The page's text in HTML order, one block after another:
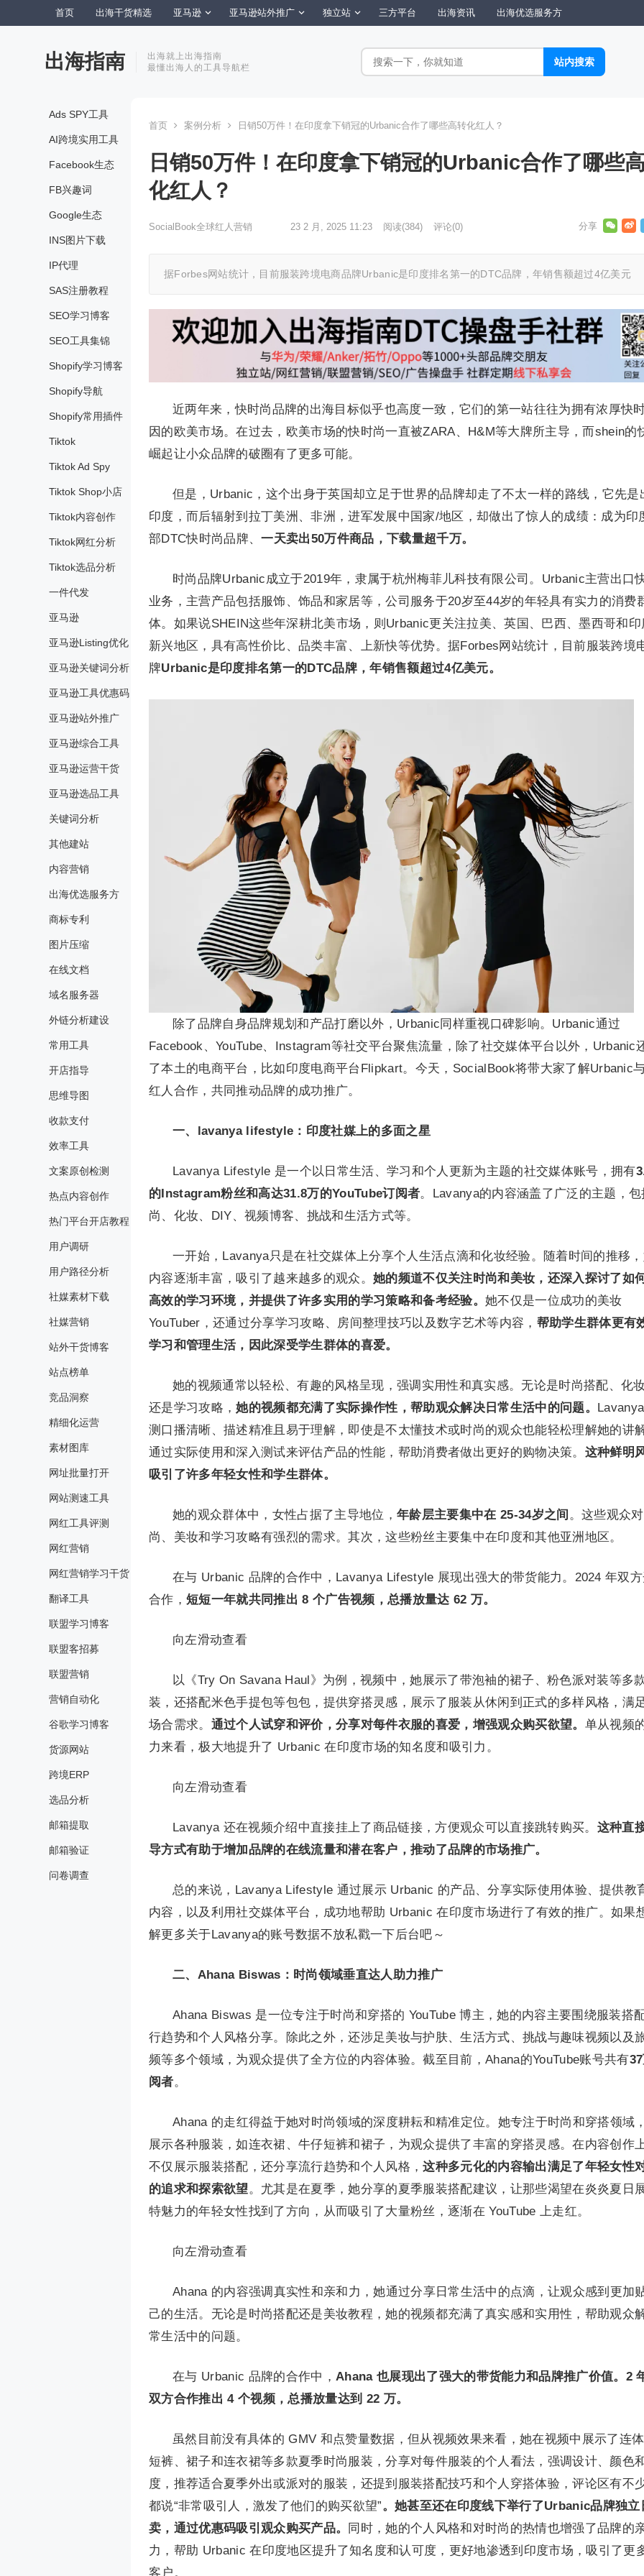
首页 出海干货精选 亚马逊 亚马逊站外推广 独立站 三方平台 出海资讯 出海优选服务方
出海指南
出海就上出海指南
最懂出海人的工具导航栏
Ads SPY工具
AI跨境实用工具
Facebook生态
FB兴趣词
Google生态
INS图片下载
IP代理
SAS注册教程
SEO学习博客
SEO工具集锦
Shopify学习博客
Shopify导航
Shopify常用插件
Tiktok
Tiktok Ad Spy
Tiktok Shop小店
Tiktok内容创作
Tiktok网红分析
Tiktok选品分析
一件代发
亚马逊
亚马逊Listing优化
亚马逊关键词分析
亚马逊工具优惠码
亚马逊站外推广
亚马逊综合工具
亚马逊运营干货
亚马逊选品工具
关键词分析
其他建站
内容营销
出海优选服务方
商标专利
图片压缩
在线文档
域名服务器
外链分析建设
常用工具
开店指导
思维导图
收款支付
效率工具
文案原创检测
热点内容创作
热门平台开店教程
用户调研
用户路径分析
社媒素材下载
社媒营销
站外干货博客
站点榜单
竞品洞察
精细化运营
素材图库
网址批量打开
网站测速工具
网红工具评测
网红营销
网红营销学习干货
翻译工具
联盟学习博客
联盟客招募
联盟营销
营销自动化
谷歌学习博客
货源网站
跨境ERP
选品分析
邮箱提取
邮箱验证
问卷调查
首页 案例分析 日销50万件！在印度拿下销冠的Urbanic合作了哪些高转化红人？
日销50万件！在印度拿下销冠的Urbanic合作了哪些
化红人？
SocialBook全球红人营销 23 2 月, 2025 11:23 阅读(384) 评论(0)
据Forbes网站统计，目前服装跨境电商品牌Urbanic是印度排名第一的DTC品牌，年销售额超过4亿美元
近两年来，快时尚品牌的出海目标似乎也高度一致，它们的第一站往往为拥有浓厚快
因的欧美市场。在过去，欧美市场的快时尚一直被ZARA、H&M等大牌所主导，而shein的
崛起让小众品牌的破圈有了更多可能。
但是，Urbanic，这个出身于英国却立足于世界的品牌却走了不太一样的路线，它先是
印度，而后辐射到拉丁美洲、非洲，进军发展中国家/地区，却做出了惊人的成绩：成为印
部DTC快时尚品牌、一天卖出50万件商品，下载量超千万。
时尚品牌Urbanic成立于2019年，隶属于杭州梅菲儿科技有限公司。Urbanic主营出口
业务，主营产品包括服饰、饰品和家居等，公司服务于20岁至44岁的年轻具有实力的消费
体。如果说SHEIN这些年深耕北美市场，则Urbanic更关注拉美、英国、巴西、墨西哥和印
新兴地区，具有高性价比、品类丰富、上新快等优势。据Forbes网站统计，目前服装跨境
牌Urbanic是印度排名第一的DTC品牌，年销售额超过4亿美元。
除了品牌自身品牌规划和产品打磨以外，Urbanic同样重视口碑影响。Urbanic通过
Facebook、YouTube、Instagram等社交平台聚焦流量，除了社交媒体平台以外，Urbanic
了本土的电商平台，比如印度电商平台Flipkart。今天，SocialBook将带大家了解Urbanic
红人合作，共同推动品牌的成功推广。
一、lavanya lifestyle：印度社媒上的多面之星
Lavanya Lifestyle 是一个以日常生活、学习和个人更新为主题的社交媒体账号，拥有
的Instagram粉丝和高达31.8万的YouTube订阅者。Lavanya的内容涵盖了广泛的主题，包
尚、化妆、DIY、视频博客、挑战和生活方式等。
一开始，Lavanya只是在社交媒体上分享个人生活点滴和化妆经验。随着时间的推移
内容逐渐丰富，吸引了越来越多的观众。 她的频道不仅关注时尚和美妆，还深入探讨了如
高效的学习环境，并提供了许多实用的学习策略和备考经验。 她不仅是一位成功的美妆
YouTuber，还通过分享学习攻略、房间整理技巧以及数字艺术等内容， 帮助学生群体更有
学习和管理生活，因此深受学生群体的喜爱。
她的视频通常以轻松、有趣的风格呈现，强调实用性和真实感。无论是时尚搭配、化
还是学习攻略，她的视频都充满了实际操作性，帮助观众解决日常生活中的问题。
测口播清晰、描述精准且易于理解，即使是不太懂技术或时尚的观众也能轻松理解她的讲
通过实际使用和深入测试来评估产品的性能，帮助消费者做出更好的购物决策。 这种鲜明
吸引了许多年轻女性和学生群体。
她的观众群体中，女性占据了主导地位， 年龄层主要集中在 25-34岁之间 。这些观众
尚、美妆和学习攻略有强烈的需求。其次，这些粉丝主要集中在印度和其他亚洲地区。
在与 Urbanic 品牌的合作中，Lavanya Lifestyle 展现出强大的带货能力。2024 年双
合作， 短短一年就共同推出 8 个广告视频，总播放量达 62 万。
向左滑动查看
以《Try On Savana Haul》为例，视频中，她展示了带泡袖的裙子、粉色派对装等多
装，还搭配米色手提包等包包，提供穿搭灵感，展示了服装从休闲到正式的多样风格，满
场合需求。 通过个人试穿和评价，分享对每件衣服的喜爱，增强观众购买欲望。 单从视频
力来看，极大地提升了 Urbanic 在印度市场的知名度和吸引力。
向左滑动查看
Lavanya 还在视频介绍中直接挂上了商品链接，方便观众可以直接跳转购买。 这种直
导方式有助于增加品牌的在线流量和潜在客户，推动了品牌的市场推广。
总的来说，Lavanya Lifestyle 通过展示 Urbanic 的产品、分享实际使用体验、提供教
内容，以及利用社交媒体平台，成功地帮助 Urbanic 在印度市场进行了有效的推广。如果
解更多关于Lavanya的账号数据不放私戳一下后台吧～
二、Ahana Biswas：时尚领域垂直达人助力推广
Ahana Biswas 是一位专注于时尚和穿搭的 YouTube 博主，她的内容主要围绕服装搭
行趋势和个人风格分享。除此之外，还涉足美妆与护肤、生活方式、挑战与趣味视频以及
频等多个领域，为观众提供了全方位的内容体验。截至目前，Ahana的YouTube账号共有
阅者。
Ahana 的走红得益于她对时尚领域的深度耕耘和精准定位。她专注于时尚和穿搭领域
展示各种服装，如连衣裙、牛仔短裤和裙子，为观众提供了丰富的穿搭灵感。在内容创作
不仅展示服装搭配，还分享流行趋势和个人风格，这种多元化的内容输出满足了年轻女性
的追求和探索欲望。尤其是在夏季，她分享的夏季服装搭配建议，让那些渴望在炎炎夏日
特魅力的年轻女性找到了方向，从而吸引了大量粉丝，逐渐在 YouTube 上走红。
向左滑动查看
Ahana 的内容强调真实性和亲和力，她通过分享日常生活中的点滴，让观众感到更加
己的生活。无论是时尚搭配还是美妆教程，她的视频都充满了真实感和实用性，帮助观众
常生活中的问题。
在与 Urbanic 品牌的合作中， Ahana 也展现出了强大的带货能力和品牌推广价值。2
双方合作推出 4 个视频，总播放量达到 22 万。
虽然目前没有具体的 GMV 和点赞量数据，但从视频效果来看，她在视频中展示了连
短裤、裙子和连衣裙等多款夏季时尚服装，分享对每件服装的个人看法，强调设计、颜色
度，推荐适合夏季外出或派对的服装，还提到服装搭配技巧和个人穿搭体验，评论区有不
都说“非常吸引人，激发了他们的购买欲望” 。她甚至还在印度线下举行了Urbanic品牌独立
卖，通过优惠码吸引观众购买产品。 同时，她的个人风格和对时尚的热情也增强了品牌的
力，帮助 Urbanic 在印度地区提升了知名度和认可度，更好地渗透到印度市场，吸引了更
客户。